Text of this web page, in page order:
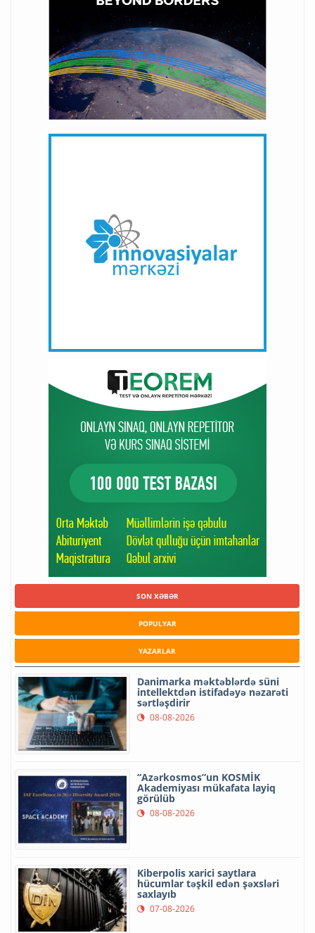
SON XƏBƏR
POPULYAR
YAZARLAR
Danimarka məktəblərdə süni
intellektdən istifadəyə nəzarəti
sərtləşdirir
08-08-2026
“Azərkosmos”un KOSMİK
Akademiyası mükafata layiq
görülüb
08-08-2026
Kiberpolis xarici saytlara
hücumlar təşkil edən şəxsləri
saxlayıb
07-08-2026